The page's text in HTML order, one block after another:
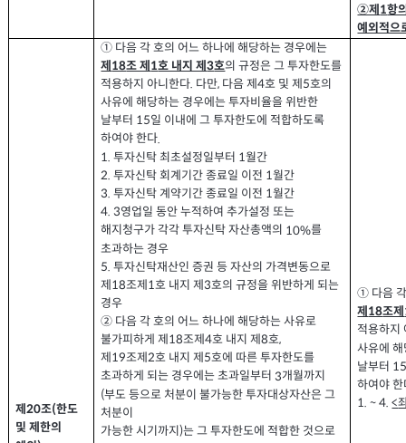
②제 1항
예외적으
제20조(한도
및 제한의
① 다음 각 호의 어느 하나에 해당하는 경우에는
제 18조 제 1호 내지 제3호의 규정은 그 투자한도를
적용하지 아니한다. 다만, 다음 제4호 및 제 5호의
사유에 해당하는 경우에는 투자비율을 위반한
날부터 15일 이내에 그 투자한도에 적합하도록
하여야 한다.
1.투자신탁 최초설정일부터 1월간
2.투자신탁 회계기간 종료일 이전 1월간
3.투자신탁 계약기간 종료일 이전 1월간
4. 3영업일 동안 누적하여 추가설정 또는
해지청구가 각각 투자신탁 자산총액의 10%를
초과하는 경우
5.투자신탁재산인 증권 등 자산의 가격변동으로
제 18조제 1호 내지 제3호의 규정을 위반하게 되는
경우
② 다음 각 호의 어느 하나에 해당하는 사유로
불가피하게 제 18조제4호 내지 제8호,
제 19조제2호 내지 제 5호에 따른 투자한도를
초과하게 되는 경우에는 초과일부터 3개월까지
(부도 등으로 처분이 불가능한 투자대상자산은 그
처분이
가능한 시기까지 )는 그 투자한도에 적합한 것으로
① 다음
제 18조제
적용하지
사유에
날부터
하여야
1. ~ 4.<